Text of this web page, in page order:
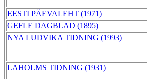
EESTI PÄEVALEHT (1971)
GEFLE DAGBLAD (1895)
NYA LUDVIKA TIDNING (1993)
LAHOLMS TIDNING (1931)